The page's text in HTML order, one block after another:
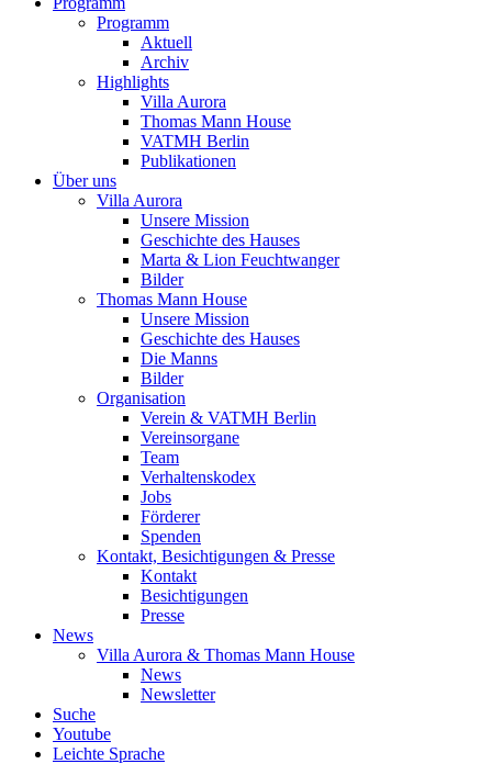
Programm
Aktuell
Archiv
Highlights
Villa Aurora
Thomas Mann House
VATMH Berlin
Publikationen
Über uns
Villa Aurora
Unsere Mission
Geschichte des Hauses
Marta & Lion Feuchtwanger
Bilder
Thomas Mann House
Unsere Mission
Geschichte des Hauses
Die Manns
Bilder
Organisation
Verein & VATMH Berlin
Vereinsorgane
Team
Verhaltenskodex
Jobs
Förderer
Spenden
Kontakt, Besichtigungen & Presse
Kontakt
Besichtigungen
Presse
News
Villa Aurora & Thomas Mann House
News
Newsletter
Suche
Youtube
Leichte Sprache